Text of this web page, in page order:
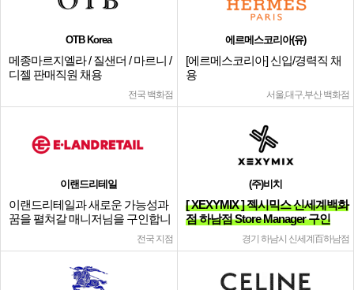
OTB Korea
메종마르지엘라 / 질샌더 / 마르니 /
디젤 판매직원 채용
전국 백화점
에르메스코리아(유)
[에르메스코리아] 신입/경력직 채
용
서울,대구,부산 백화점
이랜드리테일
이랜드리테일과 새로운 가능성과
꿈을 펼쳐갈 매니저님을 구인합니
전국 지점
(주)비치
[ XEXYMIX ] 젝시믹스 신세계백화
점 하남점 Store Manager 구인
경기 하남시 신세계百하남점